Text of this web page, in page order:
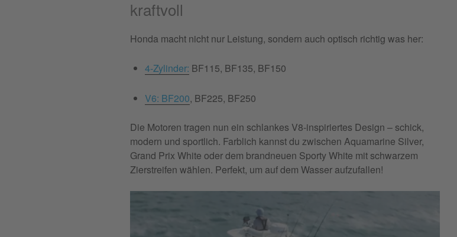
kraftvoll
Honda macht nicht nur Leistung, sondern auch optisch richtig was her:
4-Zylinder: BF115, BF135, BF150
V6: BF200, BF225, BF250
Die Motoren tragen nun ein schlankes V8-inspiriertes Design – schick,
modern und sportlich. Farblich kannst du zwischen Aquamarine Silver,
Grand Prix White oder dem brandneuen Sporty White mit schwarzem
Zierstreifen wählen. Perfekt, um auf dem Wasser aufzufallen!